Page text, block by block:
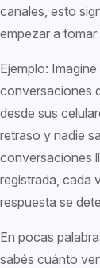
canales, esto
empezar a
Ejemplo:
conversaciones
desde sus
retraso y nadie
conversaciones
registrada, cada
respuesta se
En pocas
sabés cuánto